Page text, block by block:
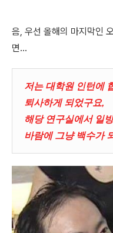
음, 우선 올해의 마지막인
면...
저는 대학원 인턴에
퇴사하게 되었구요,
해당 연구실에서 일
바람에 그냥 백수가